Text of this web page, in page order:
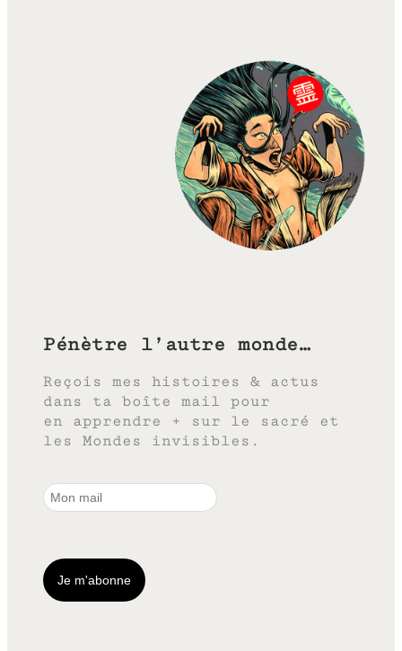
Pénètre l’autre monde…
Reçois mes histoires & actus
dans ta boîte mail pour
en apprendre + sur le sacré et
les Mondes invisibles.